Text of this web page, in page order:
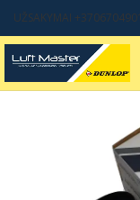
UŽSAKYMAI